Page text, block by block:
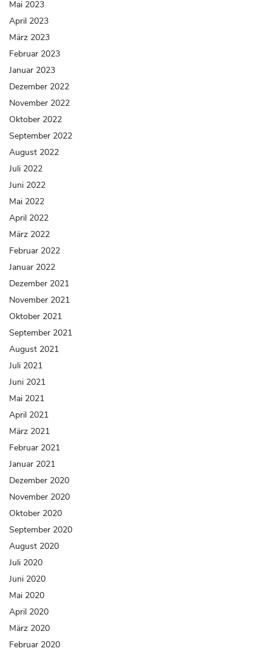
Mai 2023
April 2023
März 2023
Februar 2023
Januar 2023
Dezember 2022
November 2022
Oktober 2022
September 2022
August 2022
Juli 2022
Juni 2022
Mai 2022
April 2022
März 2022
Februar 2022
Januar 2022
Dezember 2021
November 2021
Oktober 2021
September 2021
August 2021
Juli 2021
Juni 2021
Mai 2021
April 2021
März 2021
Februar 2021
Januar 2021
Dezember 2020
November 2020
Oktober 2020
September 2020
August 2020
Juli 2020
Juni 2020
Mai 2020
April 2020
März 2020
Februar 2020